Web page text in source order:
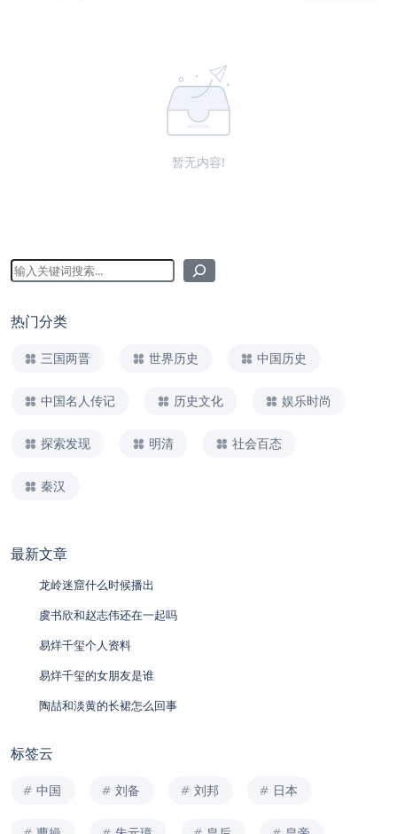
暂无内容!
热门分类
三国两晋 世界历史 中国历史
中国名人传记 历史文化 娱乐时尚
探索发现 明清 社会百态
秦汉
最新文章
龙岭迷窟什么时候播出
虞书欣和赵志伟还在一起吗
易烊千玺个人资料
易烊千玺的女朋友是谁
陶喆和淡黄的长裙怎么回事
标签云
中国 刘备 刘邦 日本